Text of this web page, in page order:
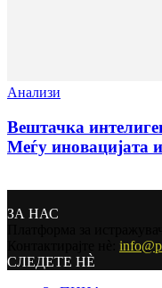
Анализи
Вештачка
Меѓу иновацијата
ЗА НАС
СЛЕДЕТЕ НЀ